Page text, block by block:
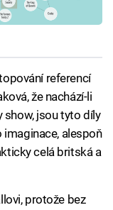
referencí
že nachází-li
show, jsou tyto díly
imaginace, alespoň
celá britská a
protože bez